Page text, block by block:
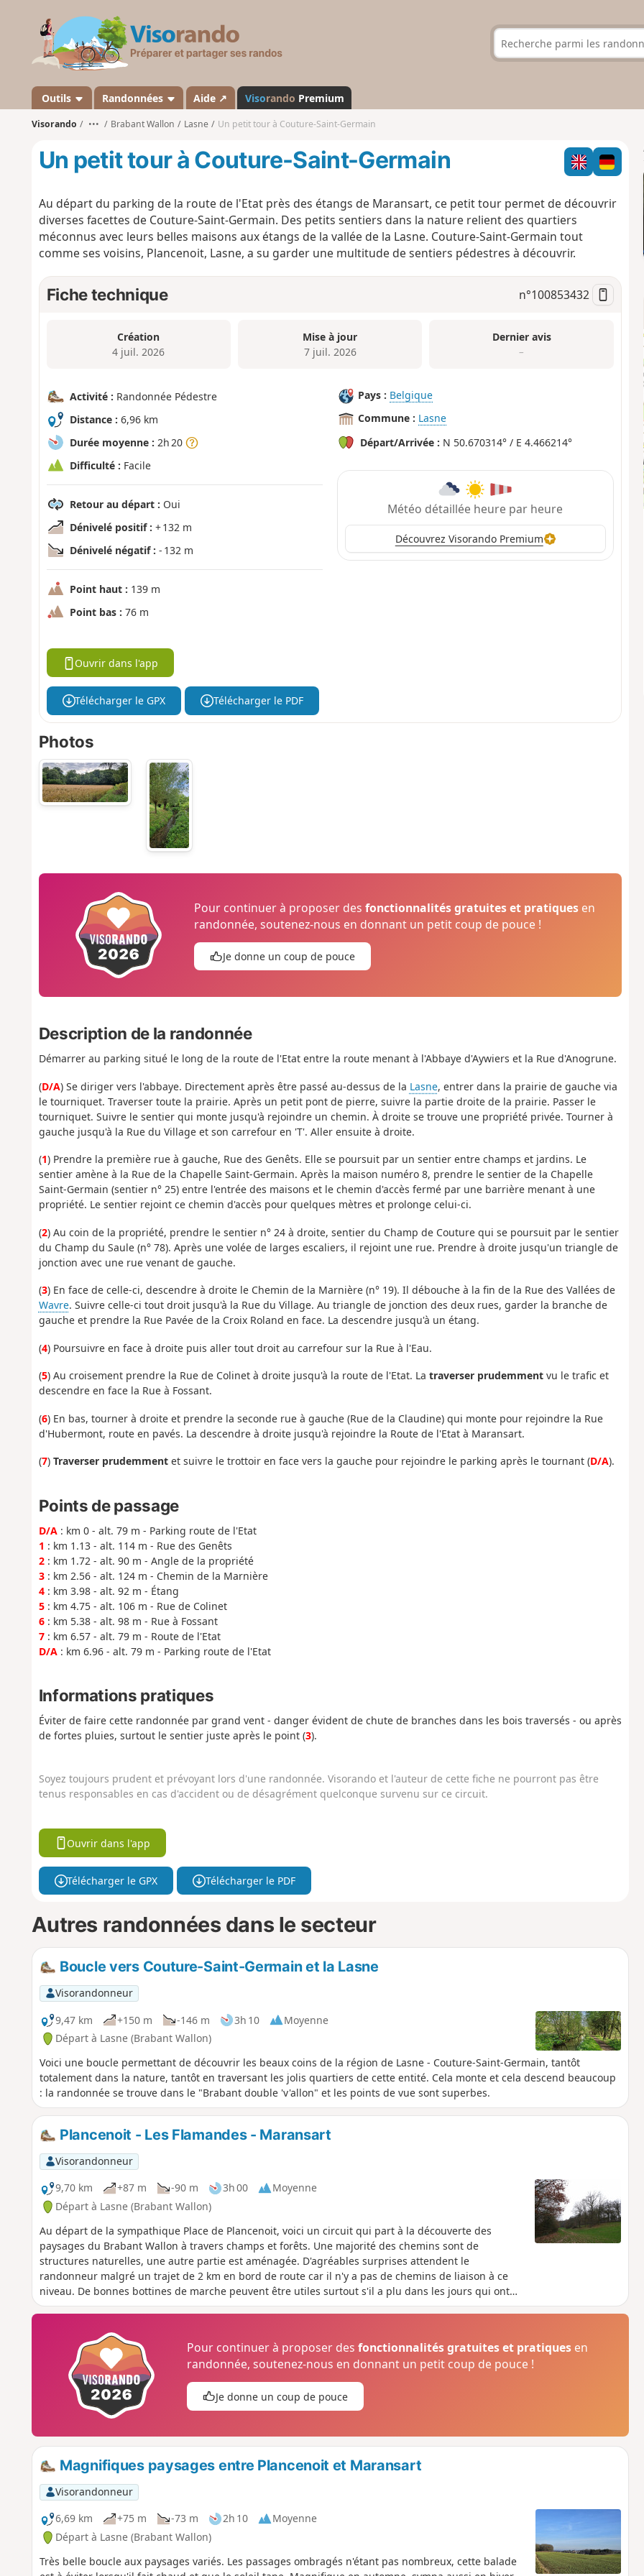
s
a
n
d
Outils Randonnées Aide ↗ Visorando Premium
Visorando ••• Brabant Wallon Lasne Un petit tour à Couture-Saint-Germain
Un petit tour à Couture-Saint-Germain
Au départ du parking de la route de l'Etat près des étangs de Maransart, ce petit tour permet de découvrir
diverses facettes de Couture-Saint-Germain. Des petits sentiers dans la nature relient des quartiers
méconnus avec leurs belles maisons aux étangs de la vallée de la Lasne. Couture-Saint-Germain tout
comme ses voisins, Plancenoit, Lasne, a su garder une multitude de sentiers pédestres à découvrir.
Fiche technique n°100853432
Création
4 juil. 2026
Mise à jour
7 juil. 2026
Dernier avis
–
Activité : Randonnée Pédestre
Distance : 6,96 km
Durée moyenne : 2h 20
Difficulté : Facile
Retour au départ : Oui
Dénivelé positif : + 132 m
Dénivelé négatif : - 132 m
Point haut : 139 m
Point bas : 76 m
Pays : Belgique
Commune : Lasne
Départ/Arrivée : N 50.670314° / E 4.466214°
Météo détaillée heure par heure
Découvrez Visorando Premium
Ouvrir dans l'app
Télécharger le GPX Télécharger le PDF
Photos
Pour continuer à proposer desfonctionnalités gratuites et pratiques en
randonnée, soutenez-nous en donnant un petit coup de pouce !
Je donne un coup de pouce
Description de la randonnée
Démarrer au parking situé le long de la route de l'Etat entre la route menant à l'Abbaye d'Aywiers et la Rue d'Anogrune.
(D/A) Se diriger vers l'abbaye. Directement après être passé au-dessus de la Lasne, entrer dans la prairie de gauche via
le tourniquet. Traverser toute la prairie. Après un petit pont de pierre, suivre la partie droite de la prairie. Passer le
tourniquet. Suivre le sentier qui monte jusqu'à rejoindre un chemin. À droite se trouve une propriété privée. Tourner à
gauche jusqu'à la Rue du Village et son carrefour en 'T'. Aller ensuite à droite.
(1) Prendre la première rue à gauche, Rue des Genêts. Elle se poursuit par un sentier entre champs et jardins. Le
sentier amène à la Rue de la Chapelle Saint-Germain. Après la maison numéro 8, prendre le sentier de la Chapelle
Saint-Germain (sentier n° 25) entre l'entrée des maisons et le chemin d'accès fermé par une barrière menant à une
propriété. Le sentier rejoint ce chemin d'accès pour quelques mètres et prolonge celui-ci.
(2) Au coin de la propriété, prendre le sentier n° 24 à droite, sentier du Champ de Couture qui se poursuit par le sentier
du Champ du Saule (n° 78). Après une volée de larges escaliers, il rejoint une rue. Prendre à droite jusqu'un triangle de
jonction avec une rue venant de gauche.
(3) En face de celle-ci, descendre à droite le Chemin de la Marnière (n° 19). Il débouche à la fin de la Rue des Vallées de
Wavre. Suivre celle-ci tout droit jusqu'à la Rue du Village. Au triangle de jonction des deux rues, garder la branche de
gauche et prendre la Rue Pavée de la Croix Roland en face. La descendre jusqu'à un étang.
(4) Poursuivre en face à droite puis aller tout droit au carrefour sur la Rue à l'Eau.
(5) Au croisement prendre la Rue de Colinet à droite jusqu'à la route de l'Etat. La traverser prudemmentvu le trafic et
descendre en face la Rue à Fossant.
(6) En bas, tourner à droite et prendre la seconde rue à gauche (Rue de la Claudine) qui monte pour rejoindre la Rue
d'Hubermont, route en pavés. La descendre à droite jusqu'à rejoindre la Route de l'Etat à Maransart.
(7) Traverser prudemmentet suivre le trottoir en face vers la gauche pour rejoindre le parking après le tournant (D/A).
Points de passage
D/A: km 0 - alt. 79 m - Parking route de l'Etat
1 : km 1.13 - alt. 114 m - Rue des Genêts
2: km 1.72 - alt. 90 m - Angle de la propriété
3: km 2.56 - alt. 124 m - Chemin de la Marnière
4: km 3.98 - alt. 92 m - Étang
5: km 4.75 - alt. 106 m - Rue de Colinet
6: km 5.38 - alt. 98 m - Rue à Fossant
7: km 6.57 - alt. 79 m - Route de l'Etat
D/A: km 6.96 - alt. 79 m - Parking route de l'Etat
Informations pratiques
Éviter de faire cette randonnée par grand vent - danger évident de chute de branches dans les bois traversés - ou après
de fortes pluies, surtout le sentier juste après le point (3).
Soyez toujours prudent et prévoyant lors d'une randonnée. Visorando et l'auteur de cette fiche ne pourront pas être
tenus responsables en cas d'accident ou de désagrément quelconque survenu sur ce circuit.
Ouvrir dans l'app
Télécharger le GPX Télécharger le PDF
Autres randonnées dans le secteur
Boucle vers Couture-Saint-Germain et la Lasne
Visorandonneur
9,47 km
+150 m -146 m 3h 10
Moyenne
Départ à Lasne (Brabant Wallon)
Voici une boucle permettant de découvrir les beaux coins de la région de Lasne - Couture-Saint-Germain, tantôt
totalement dans la nature, tantôt en traversant les jolis quartiers de cette entité. Cela monte et cela descend beaucoup
: la randonnée se trouve dans le "Brabant double 'v'allon" et les points de vue sont superbes.
Plancenoit - Les Flamandes - Maransart
Visorandonneur
9,70 km
+87 m -90 m 3h 00
Moyenne
Départ à Lasne (Brabant Wallon)
Au départ de la sympathique Place de Plancenoit, voici un circuit qui part à la découverte des
paysages du Brabant Wallon à travers champs et forêts. Une majorité des chemins sont de
structures naturelles, une autre partie est aménagée. D'agréables surprises attendent le
randonneur malgré un trajet de 2 km en bord de route car il n'y a pas de chemins de liaison à ce
niveau. De bonnes bottines de marche peuvent être utiles surtout s'il a plu dans les jours qui ont
précédés. Le circuit est déconseillé pour les poussettes ou pour les personnes à mobilité réduite
Pour continuer à proposer desfonctionnalités gratuites et pratiques en
randonnée, soutenez-nous en donnant un petit coup de pouce !
Je donne un coup de pouce
Magnifiques paysages entre Plancenoit et Maransart
Visorandonneur
6,69 km
+75 m -73 m 2h 10
Moyenne
Départ à Lasne (Brabant Wallon)
Très belle boucle aux paysages variés. Les passages ombragés n'étant pas nombreux, cette balade